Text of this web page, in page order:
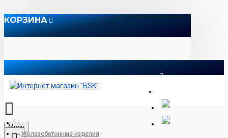
КОРЗИНА
Menu
Железобетонные изделия